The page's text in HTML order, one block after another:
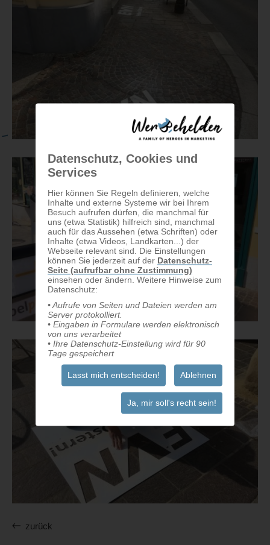
Datenschutz, Cookies und
Services
Hier können Sie Regeln definieren, welche
Inhalte und externe Systeme wir bei Ihrem
Besuch aufrufen dürfen, die manchmal für
uns (etwa Statistik) hilfreich sind, manchmal
auch für das Aussehen (etwa Schriften) oder
Inhalte (etwa Videos, Landkarten...) der
Webseite relevant sind. Die Einstellungen
können Sie jederzeit auf der Datenschutz-
Seite (aufrufbar ohne Zustimmung)
einsehen oder ändern. Weitere Hinweise zum
Datenschutz:
• Aufrufe von Seiten und Dateien werden am
Server protokolliert.
• Eingaben in Formulare werden elektronisch
von uns verarbeitet
• Ihre Datenschutz-Einstellung wird für 90
Tage gespeichert
Lasst mich entscheiden! Ablehnen
Ja, mir soll's recht sein!
zurück